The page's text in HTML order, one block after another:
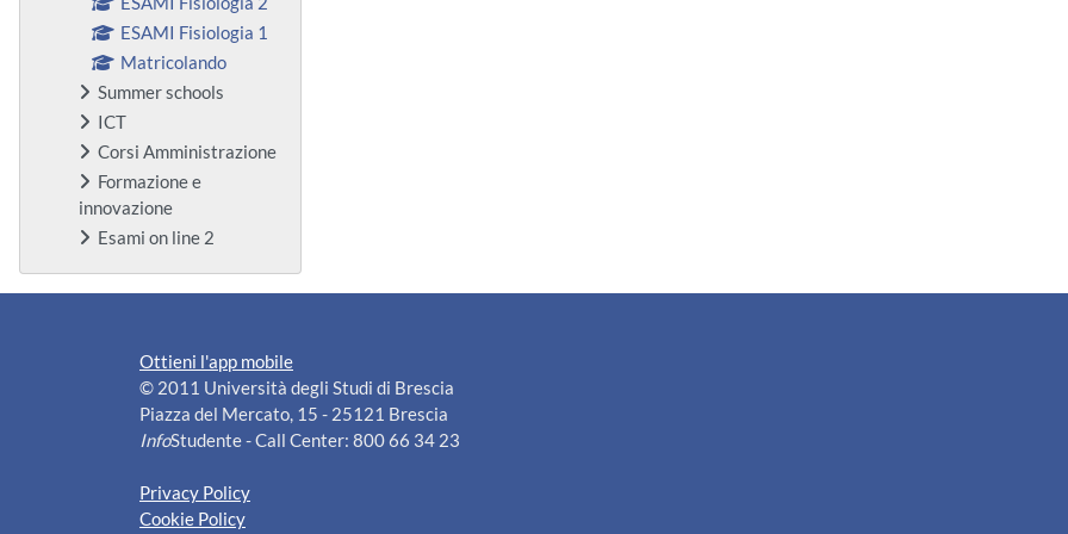
ESAMI Fisiologia 1
Matricolando
Summer schools
ICT
Corsi Amministrazione
Formazione e
innovazione
Esami on line 2
Ottieni l'app mobile
© 2011 Università degli Studi di Brescia
Piazza del Mercato, 15 - 25121 Brescia
InfoStudente - Call Center: 800 66 34 23
Privacy Policy
Cookie Policy